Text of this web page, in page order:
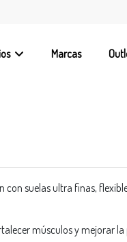
Marcas
suelas ultra finas,
músculos y mejorar